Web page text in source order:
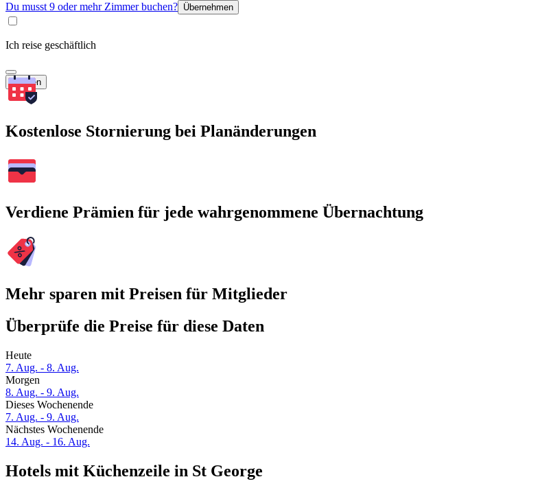
Du musst 9 oder mehr Zimmer buchen? Übernehmen
Ich reise geschäftlich
Suchen
Kostenlose Stornierung bei Planänderungen
Verdiene Prämien für jede wahrgenommene Übernachtung
Mehr sparen mit Preisen für Mitglieder
Überprüfe die Preise für diese Daten
Heute
7. Aug. - 8. Aug.
Morgen
8. Aug. - 9. Aug.
Dieses Wochenende
7. Aug. - 9. Aug.
Nächstes Wochenende
14. Aug. - 16. Aug.
Hotels mit Küchenzeile in St George